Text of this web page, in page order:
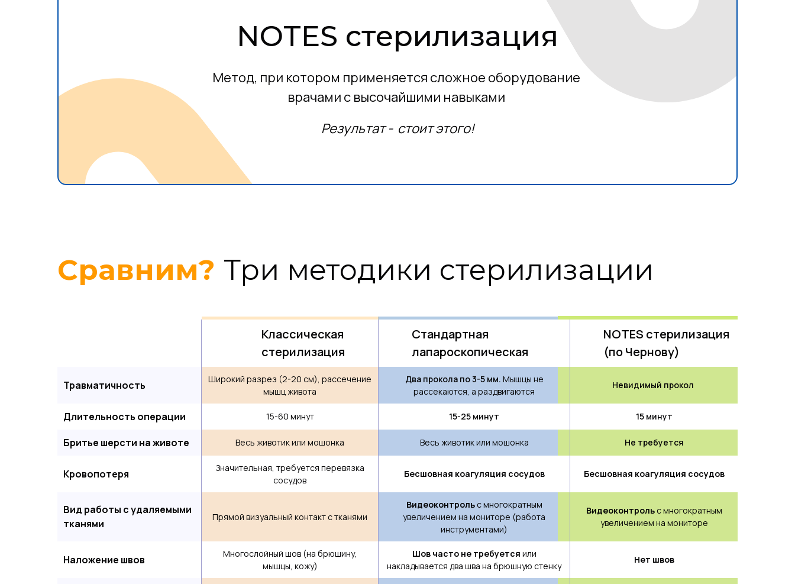
NOTES стерилизация
Метод, при котором применяется сложное оборудование
врачами с высочайшими навыками
Результат - стоит этого!
Сравним? Три методики стерилизации
Классическая
стерилизация
Стандартная
лапароскопическая
NOTES стерилизация
(по Чернову)
Травматичность
Широкий разрез (2-20 см), рассечение
мышц живота
Два прокола по 3-5 мм. Мышцы не
рассекаются, а раздвигаются
Невидимый прокол
Длительность операции 15-60 минут 15-25 минут 15 минут
Бритье шерсти на животе Весь животик или мошонка Весь животик или мошонка Не требуется
Кровопотеря
Значительная, требуется перевязка
сосудов
Бесшовная коагуляция сосудов Бесшовная коагуляция сосудов
Вид работы с удаляемыми
тканями
Прямой визуальный контакт с тканями
Видеоконтроль с многократным
увеличением на мониторе (работа
инструментами)
Видеоконтроль с многократным
увеличением на мониторе
Наложение швов
Многослойный шов (на брюшину,
мышцы, кожу)
Шов часто не требуется или
накладывается два шва на брюшную стенку
Нет швов